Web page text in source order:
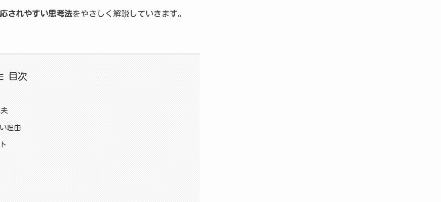
されやすい思考法をやさしく解説していきます。
目次
理由